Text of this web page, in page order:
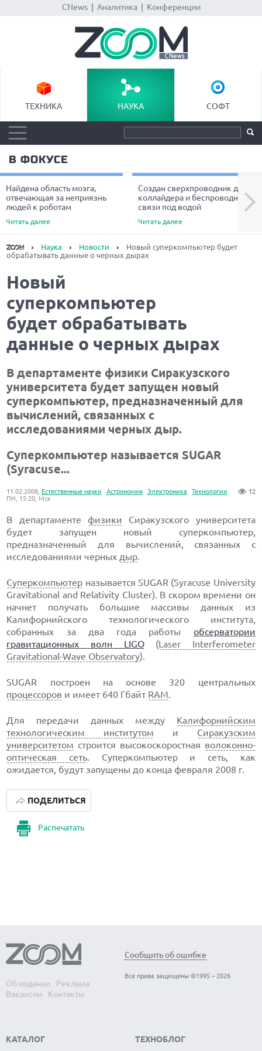
CNews| Аналитика| Конференции
ТЕХНИКА НАУКА СОФТ
В ФОКУСЕ
Найдена область мозга,
отвечающая за неприязнь
людей к роботам
Читать далее
Создан сверхпроводник для
коллайдера и беспроводной
связи под водой
Читать далее
Next
Наука Новости
Новый суперкомпьютер будет
обрабатывать данные о черных дырах
Новый
суперкомпьютер
будет обрабатывать
данные о черных дырах
В департаменте физики Сиракузского
университета будет запущен новый
суперкомпьютер, предназначенный для
вычислений, связанных с
исследованиями черных дыр.
Суперкомпьютер называется SUGAR
(Syracuse...
Естественные науки Астрономия Электроника Технологии 12
11.02.2008,
ПН, 15:20, Мск
В департаменте физики Сиракузского университета
будет запущен новый суперкомпьютер,
предназначенный для вычислений, связанных с
исследованиями черных дыр.
Суперкомпьютер называется SUGAR (Syracuse University
Gravitational and Relativity Cluster). В скором времени он
начнет получать большие массивы данных из
Калифорнийского технологического института,
собранных за два года работы обсерватории
гравитационных волн LIGO(Laser Interferometer
Gravitational-Wave Observatory).
SUGAR построен на основе 320 центральных
процессоров и имеет 640 Гбайт RAM.
Для передачи данных между Калифорнийским
технологическим институтом и Сиракузским
университетом строится высокоскоростная волоконно-
оптическая сеть. Суперкомпьютер и сеть, как
ожидается, будут запущены до конца февраля 2008 г.
Распечатать
ПОДЕЛИТЬСЯ
Об издании
Реклама
Вакансии
Контакты
Сообщить об ошибке
Все права защищены ©1995 – 2026
КАТАЛОГ ТЕХНОБЛОГ